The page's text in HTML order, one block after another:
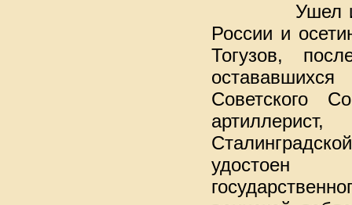
Ушел
России и
Тогузов,
Советского
удостоен